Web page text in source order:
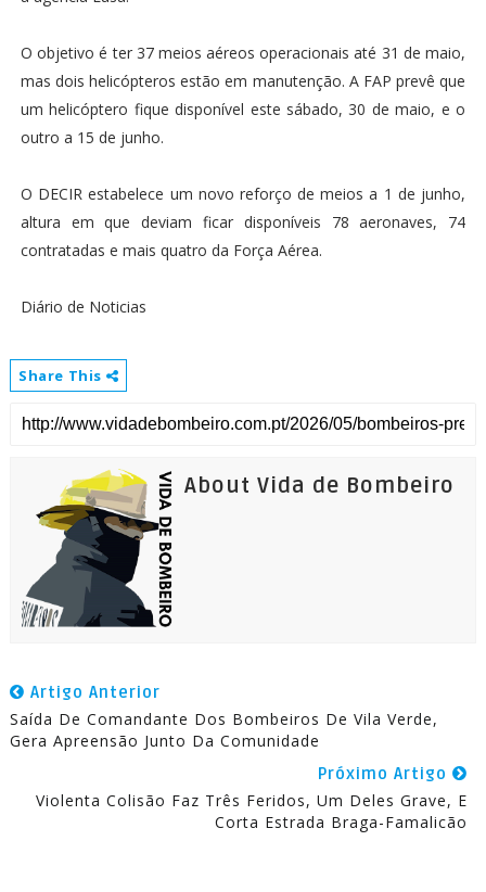
O objetivo é ter 37 meios aéreos operacionais até 31 de maio,
mas dois helicópteros estão em manutenção. A FAP prevê que
um helicóptero fique disponível este sábado, 30 de maio, e o
outro a 15 de junho.
O DECIR estabelece um novo reforço de meios a 1 de junho,
altura em que deviam ficar disponíveis 78 aeronaves, 74
contratadas e mais quatro da Força Aérea.
Diário de Noticias
Share This
About Vida de Bombeiro
Artigo Anterior
Saída De Comandante Dos Bombeiros De Vila Verde,
Gera Apreensão Junto Da Comunidade
Próximo Artigo
Violenta Colisão Faz Três Feridos, Um Deles Grave, E
Corta Estrada Braga-Famalicão